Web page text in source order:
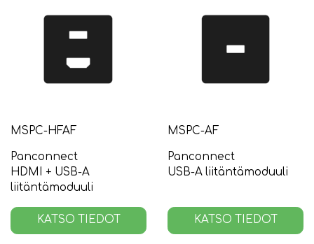
MSPC-HFAF
Panconnect
HDMI + USB-A
liitäntämoduuli
KATSO TIEDOT
MSPC-AF
Panconnect
USB-A liitäntämoduuli
KATSO TIEDOT